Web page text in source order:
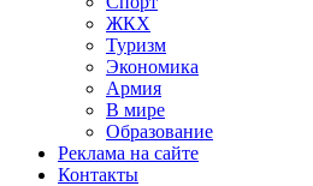
ЖКХ
Туризм
Экономика
Армия
В мире
Образование
Реклама на сайте
Контакты